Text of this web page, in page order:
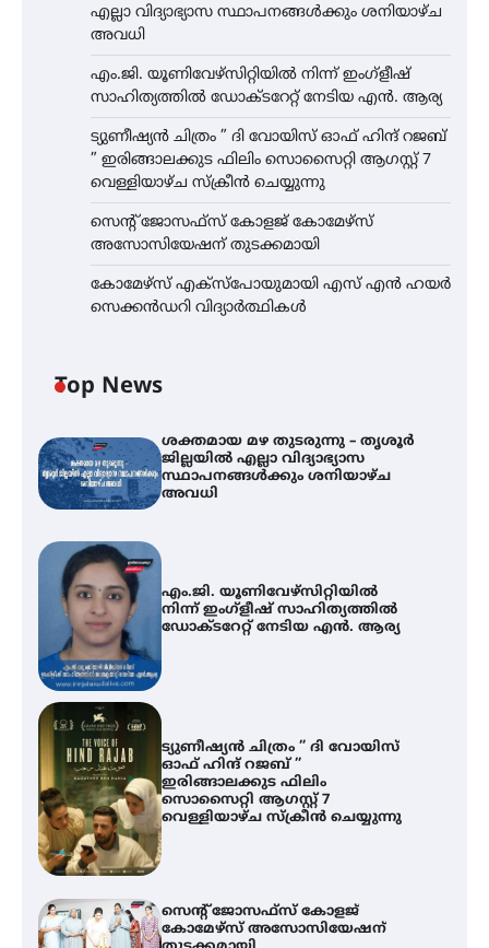
എല്ലാ വിദ്യാഭ്യാസ സ്ഥാപനങ്ങൾക്കും ശനിയാഴ്ച
അവധി
എം.ജി. യൂണിവേഴ്‌സിറ്റിയിൽ നിന്ന് ഇംഗ്ളീഷ്
സാഹിത്യത്തിൽ ഡോക്ടറേറ്റ് നേടിയ എൻ. ആര്യ
ട്യുണീഷ്യൻ ചിത്രം ” ദി വോയിസ് ഓഫ് ഹിന്ദ് റജബ്
” ഇരിങ്ങാലക്കുട ഫിലിം സൊസൈറ്റി ആഗസ്റ്റ് 7
വെള്ളിയാഴ്ച സ്‌ക്രീൻ ചെയ്യുന്നു
സെന്റ് ജോസഫ്സ് കോളജ് കോമേഴ്‌സ്
അസോസിയേഷന് തുടക്കമായി
കോമേഴ്സ് എക്സ്പോയുമായി എസ് എൻ ഹയർ
സെക്കൻഡറി വിദ്യാർത്ഥികൾ
Top News
ശക്തമായ മഴ തുടരുന്നു – തൃശൂർ
ജില്ലയിൽ എല്ലാ വിദ്യാഭ്യാസ
സ്ഥാപനങ്ങൾക്കും ശനിയാഴ്ച
അവധി
എം.ജി. യൂണിവേഴ്‌സിറ്റിയിൽ
നിന്ന് ഇംഗ്ളീഷ് സാഹിത്യത്തിൽ
ഡോക്ടറേറ്റ് നേടിയ എൻ. ആര്യ
ട്യുണീഷ്യൻ ചിത്രം ” ദി വോയിസ്
ഓഫ് ഹിന്ദ് റജബ് ”
ഇരിങ്ങാലക്കുട ഫിലിം
സൊസൈറ്റി ആഗസ്റ്റ് 7
വെള്ളിയാഴ്ച സ്‌ക്രീൻ ചെയ്യുന്നു
സെന്റ് ജോസഫ്സ് കോളജ്
കോമേഴ്‌സ് അസോസിയേഷന്